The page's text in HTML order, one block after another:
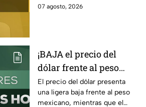
Street y de la BMV, así como el
07 agosto, 2026
¡BAJA el precio del
dólar frente al peso
hoy! Así quedó este
viernes 7 de agosto
El precio del dólar presenta
una ligera baja frente al peso
mexicano, mientras que el